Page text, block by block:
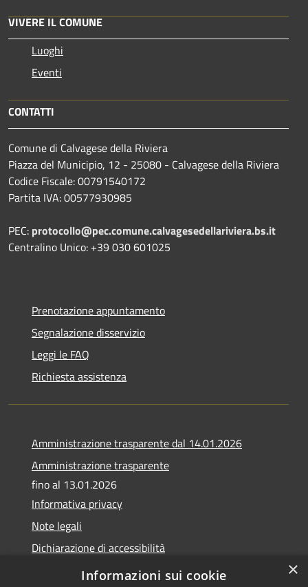
VIVERE IL COMUNE
Luoghi
Eventi
CONTATTI
Comune di Calvagese della Riviera
Piazza del Municipio, 12 - 25080 - Calvagese della Riviera
Codice Fiscale: 00791540172
Partita IVA: 00577930985
PEC: protocollo@pec.comune.calvagesedellariviera.bs.it
Centralino Unico: +39 030 601025
Prenotazione appuntamento
Segnalazione disservizio
Leggi le FAQ
Richiesta assistenza
Amministrazione trasparente dal 14.01.2026
Amministrazione trasparente
fino al 13.01.2026
Informativa privacy
Note legali
Dichiarazione di accessibilità
Obiettivi di accessibilità
×
Informazioni sui cookie